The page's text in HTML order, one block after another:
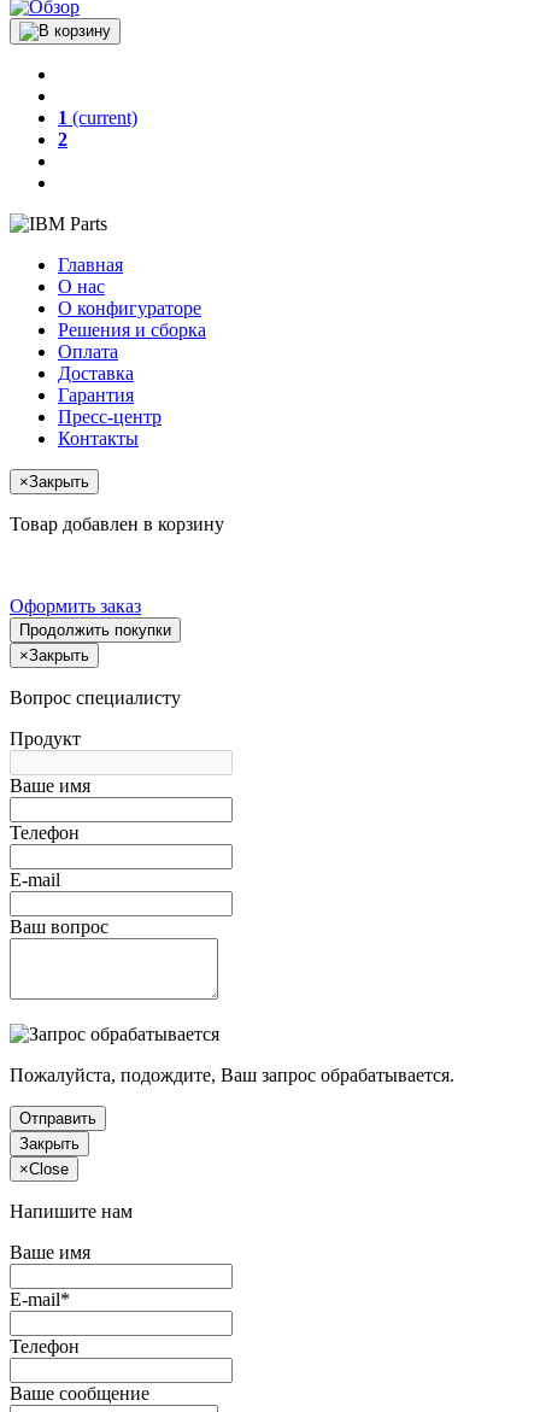
1 (current)
2
Главная
О нас
О конфигураторе
Решения и сборка
Оплата
Доставка
Гарантия
Пресс-центр
Контакты
×Закрыть
Товар добавлен в корзину
Оформить заказ
Продолжить покупки
×Закрыть
Вопрос специалисту
Продукт
Ваше имя
Телефон
E-mail
Ваш вопрос
Пожалуйста, подождите, Ваш запрос обрабатывается.
Отправить
Закрыть
×Close
Напишите нам
Ваше имя
E-mail*
Телефон
Ваше сообщение